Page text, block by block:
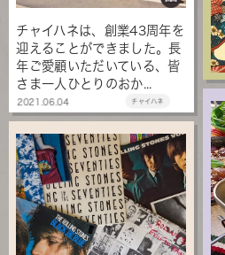
チャイハネは、創業43周年を
迎えることができました。長
年ご愛顧いただいている、皆
さま一人ひとりのおか...
2021.06.04 チャイハネ